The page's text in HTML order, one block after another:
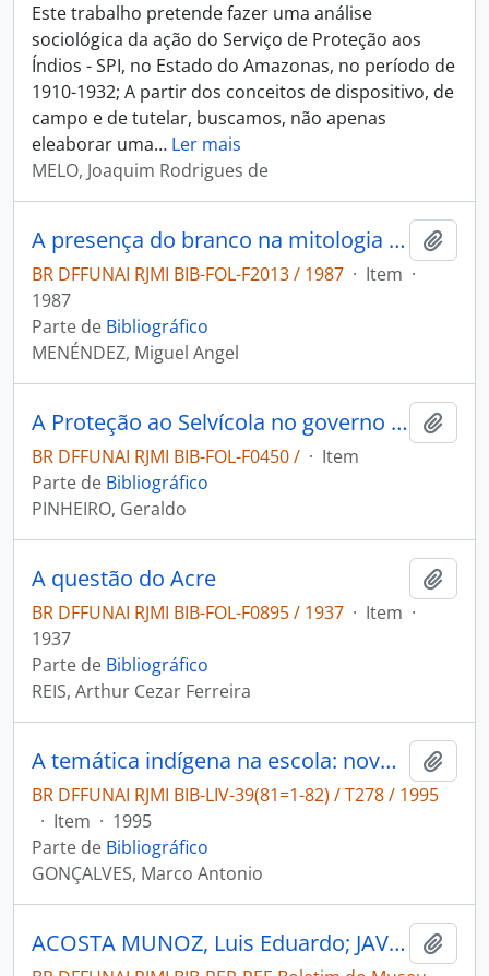
Este trabalho pretende fazer uma análise
sociológica da ação do Serviço de Proteção aos
Índios - SPI, no Estado do Amazonas, no período de
1910-1932; A partir dos conceitos de dispositivo, de
campo e de tutelar, buscamos, não apenas
eleaborar uma… Ler mais
MELO, Joaquim Rodrigues de
A presença do branco na mitologia Kawahiwa: história e identidade de um povo Tupi.
BR DFFUNAI RJMI BIB-FOL-F2013 / 1987 · Item ·
1987
Parte de Bibliográfico
MENÉNDEZ, Miguel Angel
A Proteção ao Selvícola no governo Paranaguá: Divulgação do Centro Teixeira de Freitas.
BR DFFUNAI RJMI BIB-FOL-F0450 / · Item
Parte de Bibliográfico
PINHEIRO, Geraldo
A questão do Acre
BR DFFUNAI RJMI BIB-FOL-F0895 / 1937 · Item ·
1937
Parte de Bibliográfico
REIS, Arthur Cezar Ferreira
A temática indígena na escola: novos subsídios para professores de 1. e 2. graus
BR DFFUNAI RJMI BIB-LIV-39(81=1-82) / T278 / 1995
· Item · 1995
Parte de Bibliográfico
GONÇALVES, Marco Antonio
ACOSTA MUNOZ, Luis Eduardo; JAVA, José Zoria. Conocimientos tradicionales Ticuna em la agricultura de chagra y los mecanismos inovadores para su protección [Boletim do Museu Paraense Emílio Goeldi / Ciências Humanas]